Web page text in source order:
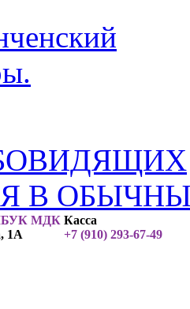
В
МДК
1А
Касса
+7 (910) 293-67-49